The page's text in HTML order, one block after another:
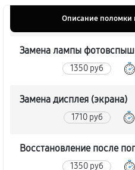
Описание поломки
Замена лампы
1350 руб
Замена дисплея (экрана)
1710 руб
Восстановление после
1350 руб